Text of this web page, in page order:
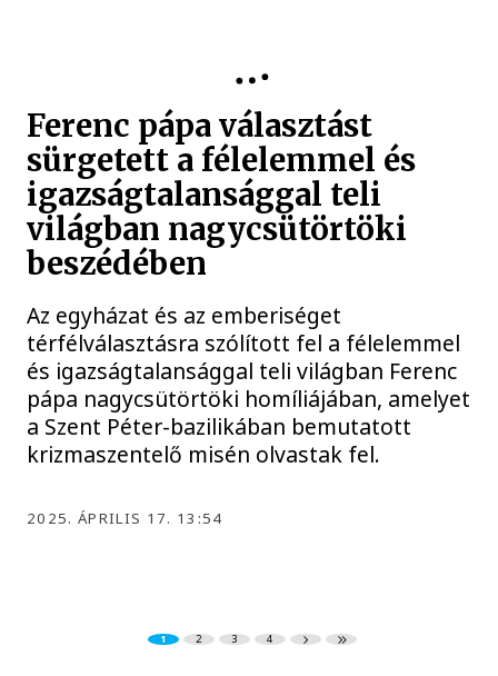
Ferenc pápa választást
sürgetett a félelemmel és
igazságtalansággal teli
világban nagycsütörtöki
beszédében
Az egyházat és az emberiséget
térfélválasztásra szólított fel a félelemmel
és igazságtalansággal teli világban Ferenc
pápa nagycsütörtöki homíliájában, amelyet
a Szent Péter-bazilikában bemutatott
krizmaszentelő misén olvastak fel.
2025. ÁPRILIS 17. 13:54
1 2 3 4